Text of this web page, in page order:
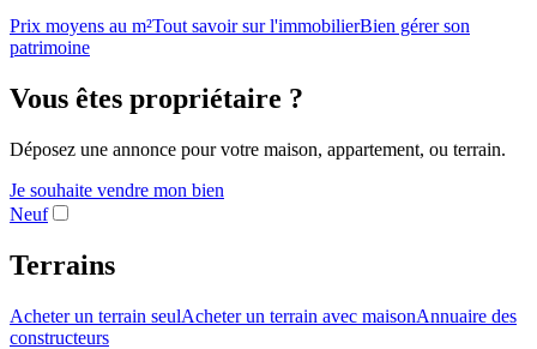
Prix moyens au m²Tout savoir sur l'immobilierBien gérer son
patrimoine
Vous êtes propriétaire ?
Déposez une annonce pour votre maison, appartement, ou terrain.
Je souhaite vendre mon bien
Neuf
Terrains
Acheter un terrain seulAcheter un terrain avec maisonAnnuaire des
constructeurs